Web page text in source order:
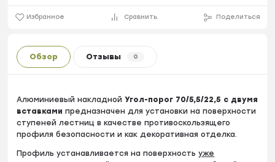
Избранное Сравнить Поделиться
Обзор Отзывы 0
Алюминиевый накладнойУгол-порог 70/5,5/22,5 с двумя
вставками предназначен для установки на поверхности
ступеней лестниц в качестве противоскользящего
профиля безопасности и как декоративная отделка.
Профиль устанавливается на поверхностьуже